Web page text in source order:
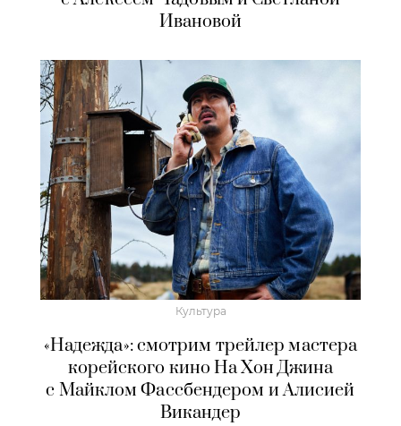
Ивановой
Культура
«Надежда»: смотрим трейлер мастера
корейского кино На Хон Джина
с Майклом Фассбендером и Алисией
Викандер